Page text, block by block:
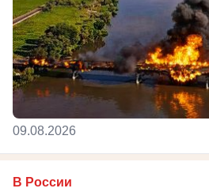
09.08.2026
В России